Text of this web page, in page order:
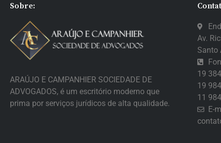
Sobre:
ARAÚJO E CAMPANHIER SOCIEDADE DE
ADVOGADOS, é um escritório moderno que
prima por serviços jurídicos de alta qualidade.
Av.
Santo
19
19
11
E-